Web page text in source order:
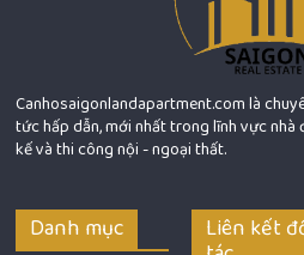
Canhosaigonlandapartment.com là
tức hấp dẫn, mới nhất trong lĩnh vực nhà
kế và thi công nội - ngoại thất.
Danh mục Liên kết